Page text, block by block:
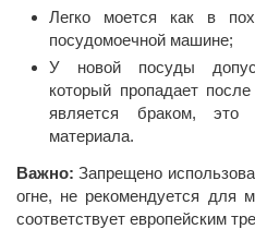
Легко моется как в
посудомоечной машине;
У новой посуды
который пропадает
является браком, это
материала.
Важно: Запрещено
огне, не рекомендуется для
соответствует европейским